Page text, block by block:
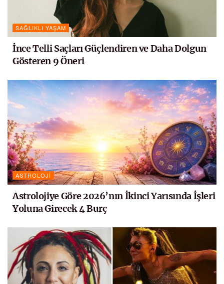
SAĞLIKLI YAŞAM
İnce Telli Saçları Güçlendiren ve Daha Dolgun
Gösteren 9 Öneri
ASTROLOJI
Astrolojiye Göre 2026’nın İkinci Yarısında İşleri
Yoluna Girecek 4 Burç